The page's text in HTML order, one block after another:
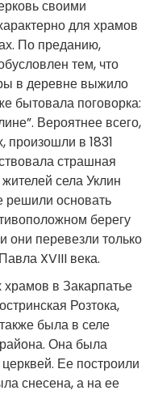
своими
для храмов
По преданию,
тем, что
в деревне выжило
бытовала поговорка:
Вероятнее всего,
произошли в 1831
страшная
села Уклин
решили основать
берегу
они перевезли только
XVIII века.
в Закарпатье
Розтока,
была в селе
Она была
Ее построили
снесена, а на ее